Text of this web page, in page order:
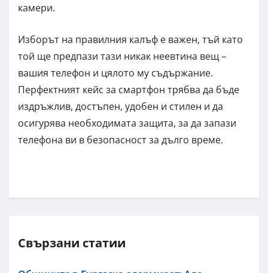
камери.
Изборът на правилния калъф е важен, тъй като
той ще предпази тази никак неевтина вещ –
вашия телефон и цялото му съдържание.
Перфектният кейс за смартфон трябва да бъде
издръжлив, достъпен, удобен и стилен и да
осигурява необходимата защита, за да запази
телефона ви в безопасност за дълго време.
Свързани статии